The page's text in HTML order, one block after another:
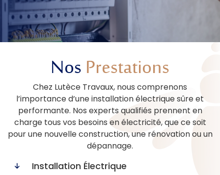
NosPrestations
Chez Lutèce Travaux, nous comprenons
l’importance d’une installation électrique sûre et
performante. Nos experts qualifiés prennent en
charge tous vos besoins en électricité, que ce soit
pour une nouvelle construction, une rénovation ou un
dépannage.
Installation Électrique